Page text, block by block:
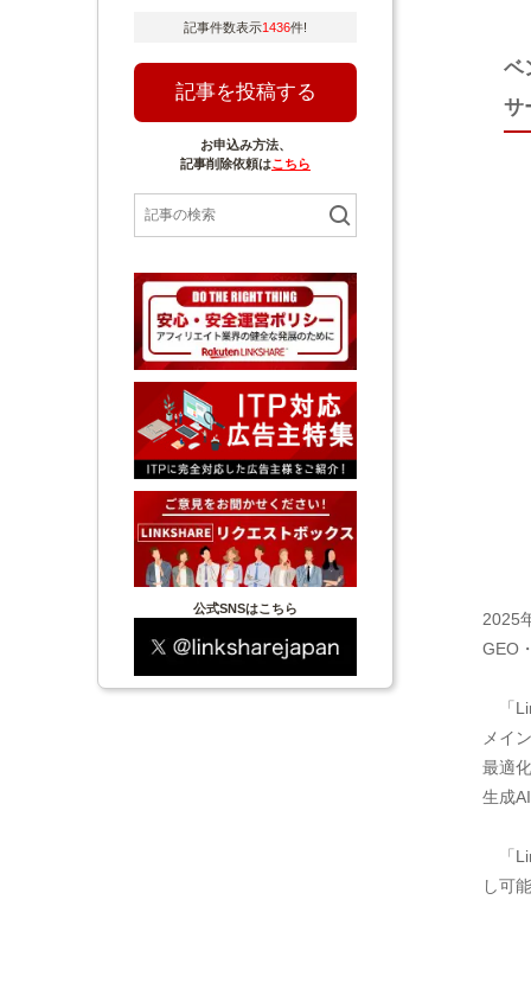
ベ
サ
2025
GEO
「
メイ
最適
生成
「
し可
記事件数表示1436件!
記事を投稿する
お申込み方法、
記事削除依頼はこちら
公式SNSはこちら